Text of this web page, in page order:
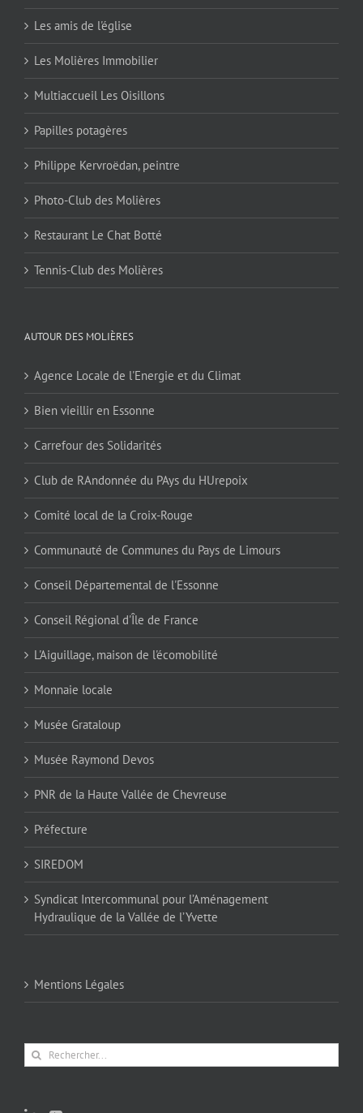
Les amis de l'église
Les Molières Immobilier
Multiaccueil Les Oisillons
Papilles potagères
Philippe Kervroëdan, peintre
Photo-Club des Molières
Restaurant Le Chat Botté
Tennis-Club des Molières
AUTOUR DES MOLIÈRES
Agence Locale de l'Energie et du Climat
Bien vieillir en Essonne
Carrefour des Solidarités
Club de RAndonnée du PAys du HUrepoix
Comité local de la Croix-Rouge
Communauté de Communes du Pays de Limours
Conseil Départemental de l'Essonne
Conseil Régional d'Île de France
L'Aiguillage, maison de l'écomobilité
Monnaie locale
Musée Grataloup
Musée Raymond Devos
PNR de la Haute Vallée de Chevreuse
Préfecture
SIREDOM
Syndicat Intercommunal pour l’Aménagement
Hydraulique de la Vallée de l’Yvette
Mentions Légales
Rechercher: